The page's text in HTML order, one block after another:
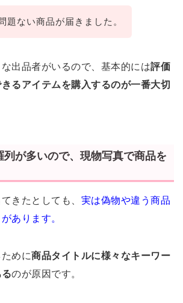
題ない商品が届きました。
出品者がいるので、基本的には評価
るアイテムを購入するのが一番大切
が多いので、現物写真で商品を
きたとしても、 実は偽物や違う商品
あります。
めに商品タイトルに様々なキーワー
るのが原因です。